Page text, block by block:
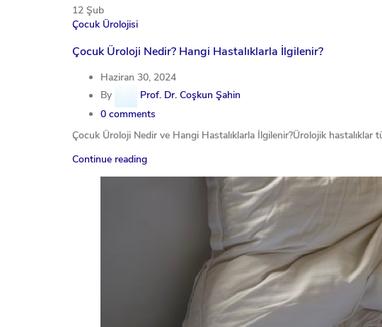
12 Şub
Çocuk Ürolojisi
Çocuk Üroloji Nedir? Hangi Hastalıklarla İlgilenir?
Haziran 30, 2024
By
Prof. Dr. Coşkun Şahin
0 comments
Çocuk Üroloji Nedir ve Hangi Hastalıklarla İlgilenir?Ürolojik hastalıklar
Continue reading